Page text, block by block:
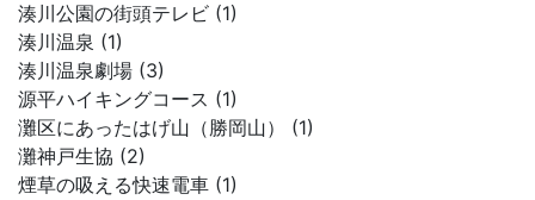
湊川公園の街頭テレビ (1)
湊川温泉 (1)
湊川温泉劇場 (3)
源平ハイキングコース (1)
灘区にあったはげ山（勝岡山） (1)
灘神戸生協 (2)
煙草の吸える快速電車 (1)